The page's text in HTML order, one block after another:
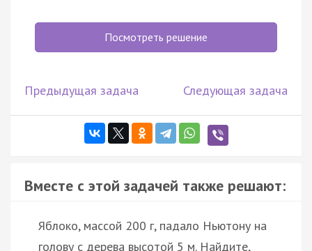
Посмотреть решение
Предыдущая задача Следующая задача
Вместе с этой задачей также решают:
Яблоко, массой 200 г, падало Ньютону на
голову с дерева высотой 5 м. Найдите,